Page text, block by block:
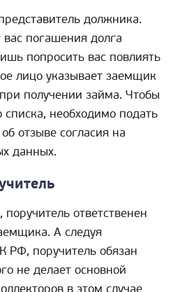
должника.
погашения долга
попросить вас повлиять
лицо указывает заемщик
получении займа. Чтобы
списка, необходимо подать
отзыве согласия на
данных.
ответственен
А следуя
РФ, поручитель обязан
не делает основной
в этом случае